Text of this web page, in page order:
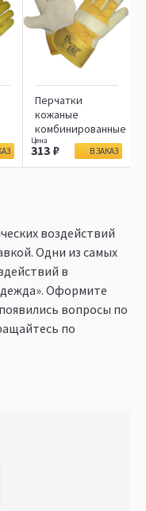
Перчатки
кожаные
комбинированные
313 В ЗАКАЗ
воздействий
Одни из самых
в
Оформите
вопросы по
по